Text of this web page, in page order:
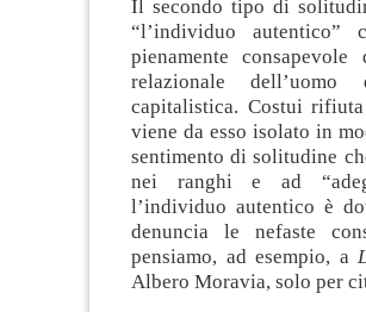
Il secondo tipo di
“l’individuo
pienamente
relazionale
capitalistica. Costui
viene da esso isolato in
sentimento di solitudine
nei ranghi e ad
l’individuo autentico è
denuncia le nefaste
pensiamo, ad esempio, a
Albero Moravia, solo per